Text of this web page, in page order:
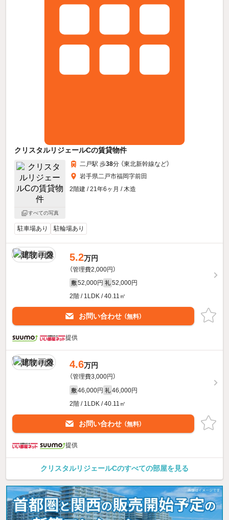
クリスタルリジェールCの賃貸物件
すべての写真
二戸駅 歩38分 （東北新幹線など）
岩手県二戸市福岡字前田
2階建 / 21年6ヶ月 / 木造
駐車場あり 駐輪場あり
5.2万円
（管理費2,000円）
敷 52,000円 礼 52,000円
2階 / 1LDK / 40.11㎡
お問い合わせ （無料）
提供
4.6万円
（管理費3,000円）
敷 46,000円 礼 46,000円
2階 / 1LDK / 40.11㎡
お問い合わせ （無料）
提供
クリスタルリジェールCのすべての部屋を見る